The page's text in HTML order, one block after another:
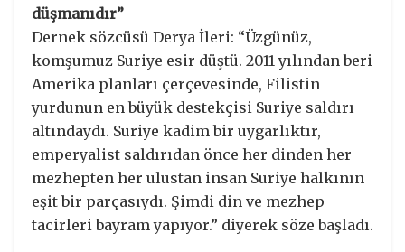
düşmanıdır”
Dernek sözcüsü Derya İleri: “Üzgünüz,
komşumuz Suriye esir düştü. 2011 yılından beri
Amerika planları çerçevesinde, Filistin
yurdunun en büyük destekçisi Suriye saldırı
altındaydı. Suriye kadim bir uygarlıktır,
emperyalist saldırıdan önce her dinden her
mezhepten her ulustan insan Suriye halkının
eşit bir parçasıydı. Şimdi din ve mezhep
tacirleri bayram yapıyor.” diyerek söze başladı.